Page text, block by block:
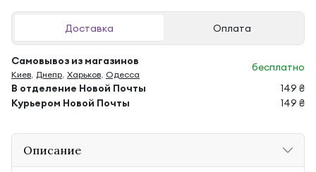
Доставка Оплата
Самовывоз из магазинов
Киев, Днепр, Харьков, Одесса
бесплатно
В отделение Новой Почты
149 ₴
Курьером Новой Почты
149 ₴
Описание